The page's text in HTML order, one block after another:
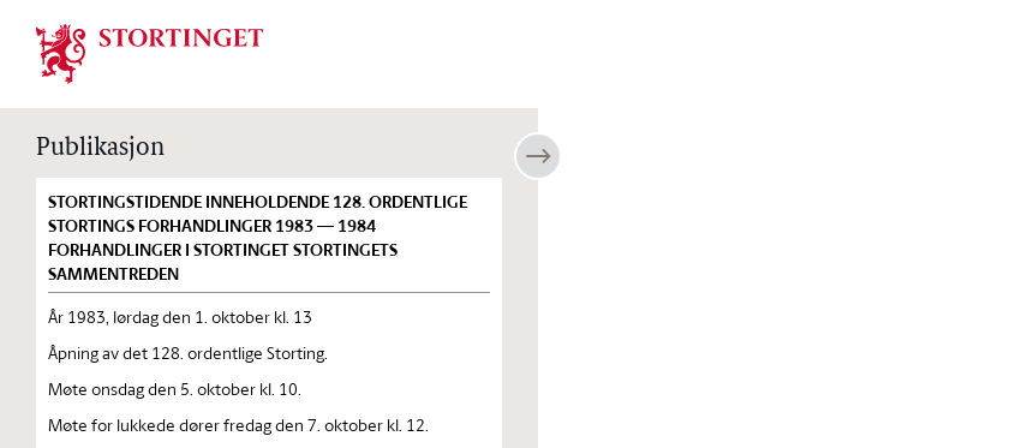
Stortinget.no
Publikasjon
STORTINGSTIDENDE INNEHOLDENDE 128. ORDENTLIGE
STORTINGS FORHANDLINGER 1983 — 1984
FORHANDLINGER I STORTINGET STORTINGETS
SAMMENTREDEN
År 1983, lørdag den 1. oktober kl. 13
Åpning av det 128. ordentlige Storting.
Møte onsdag den 5. oktober kl. 10.
Møte for lukkede dører fredag den 7. oktober kl. 12.